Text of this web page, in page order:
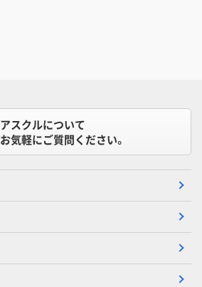
アスクルについて
お気軽にご質問ください。